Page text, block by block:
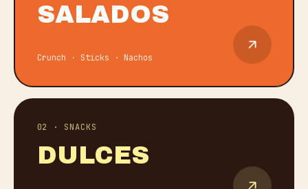
SALADOS
Crunch · Sticks · Nachos
02 · SNACKS
DULCES